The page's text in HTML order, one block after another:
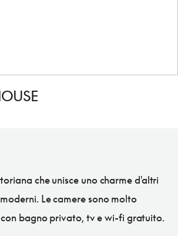
che unisce uno charme d'altri
Le camere sono molto
bagno privato, tv e wi-fi gratuito.